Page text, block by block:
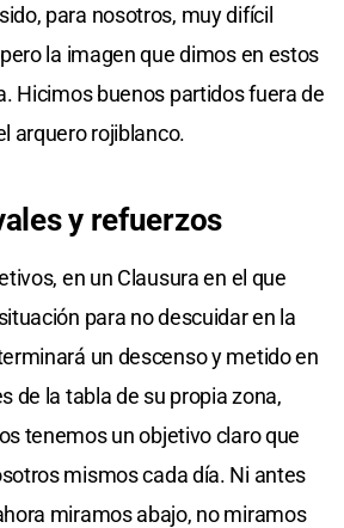
para nosotros, muy difícil
la imagen que dimos en estos
Hicimos buenos partidos fuera de
arquero rojiblanco.
y refuerzos
en un Clausura en el que
para no descuidar en la
un descenso y metido en
de la tabla de su propia zona,
tenemos un objetivo claro que
mismos cada día. Ni antes
miramos abajo, no miramos